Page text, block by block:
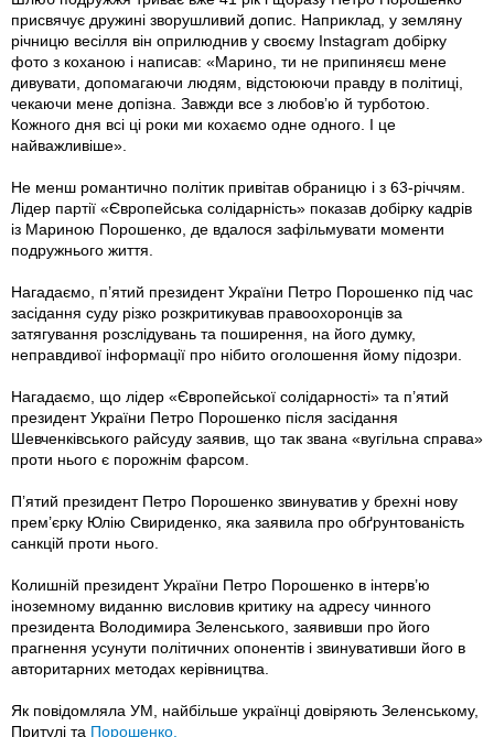
присвячує дружині зворушливий допис. Наприклад, у земляну
річницю весілля він оприлюднив у своєму Instagram добірку
фото з коханою і написав: «Марино, ти не припиняєш мене
дивувати, допомагаючи людям, відстоюючи правду в політиці,
чекаючи мене допізна. Завжди все з любовʼю й турботою.
Кожного дня всі ці роки ми кохаємо одне одного. І це
найважливіше».
Не менш романтично політик привітав обраницю і з 63-річчям.
Лідер партії «Європейська солідарність» показав добірку кадрів
із Мариною Порошенко, де вдалося зафільмувати моменти
подружнього життя.
Нагадаємо, п’ятий президент України Петро Порошенко під час
засідання суду різко розкритикував правоохоронців за
затягування розслідувань та поширення, на його думку,
неправдивої інформації про нібито оголошення йому підозри.
Нагадаємо, що лідер «Європейської солідарності» та п’ятий
президент України Петро Порошенко після засідання
Шевченківського райсуду заявив, що так звана «вугільна справа»
проти нього є порожнім фарсом.
П’ятий президент Петро Порошенко звинуватив у брехні нову
прем’єрку Юлію Свириденко, яка заявила про обґрунтованість
санкцій проти нього.
Колишній президент України Петро Порошенко в інтерв’ю
іноземному виданню висловив критику на адресу чинного
президента Володимира Зеленського, заявивши про його
прагнення усунути політичних опонентів і звинувативши його в
авторитарних методах керівництва.
Як повідомляла УМ, найбільше українці довіряють Зеленському,
Притулі та Порошенко.